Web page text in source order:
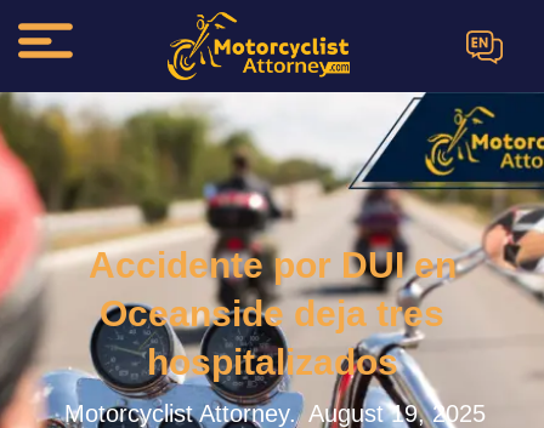
EN
Accidente por DUI en
Oceanside deja tres
hospitalizados
Motorcyclist Attorney. August 19, 2025